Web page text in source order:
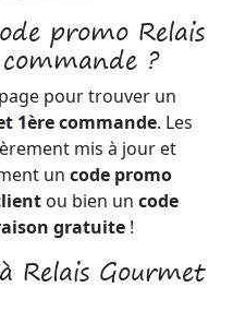
promo Relais
?
pour trouver un
1ère commande. Les
mis à jour et
un code promo
ou bien un code
gratuite !
Relais Gourmet